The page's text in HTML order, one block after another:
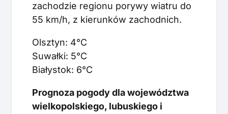
zachodzie regionu porywy wiatru do
55 km/h, z kierunków zachodnich.
Olsztyn: 4°C
Suwałki: 5°C
Białystok: 6°C
Prognoza pogody dla województwa
wielkopolskiego, lubuskiego i